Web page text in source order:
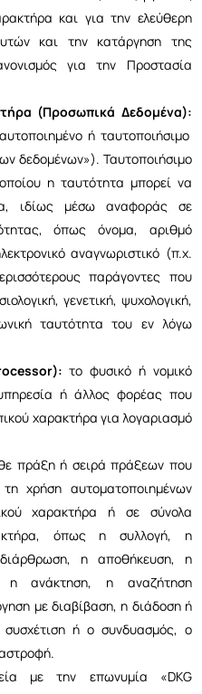
και για την ελεύθερη
και την κατάργηση της
για την Προστασία
(Προσωπικά Δεδομένα):
ή ταυτοποιήσιμο
δεδομένων»). Ταυτοποιήσιμο
η ταυτότητα μπορεί να
ιδίως μέσω αναφοράς σε
όπως όνομα, αριθμό
αναγνωριστικό (π.χ.
παράγοντες που
γενετική, ψυχολογική,
ταυτότητα του εν λόγω
το φυσικό ή νομικό
ή άλλος φορέας που
χαρακτήρα για λογαριασμό
πράξη ή σειρά πράξεων που
χρήση αυτοματοποιημένων
χαρακτήρα ή σε σύνολα
όπως η συλλογή, η
η αποθήκευση, η
ανάκτηση, η αναζήτηση
με διαβίβαση, η διάδοση ή
ή ο συνδυασμός, ο
με την επωνυμία «DKG